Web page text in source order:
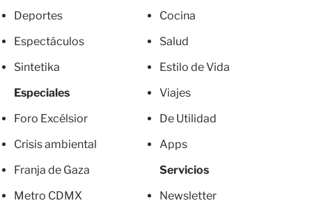
Deportes
Espectáculos
Sintetika
Especiales
Foro Excélsior
Crisis ambiental
Franja de Gaza
Metro CDMX
Cocina
Salud
Estilo de Vida
Viajes
De Utilidad
Apps
Servicios
Newsletter